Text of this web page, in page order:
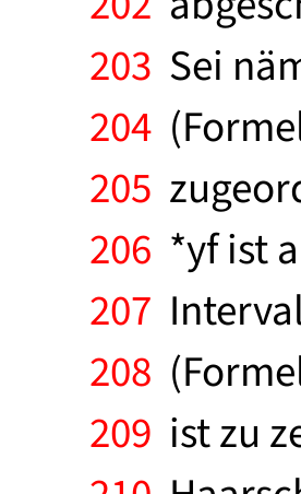
203 Sei
204
205
206 *yf ist
207
208
209 ist zu